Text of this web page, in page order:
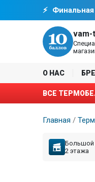
vam-
О НАС
ВСЕ
Главная /
Большой
2 этажа